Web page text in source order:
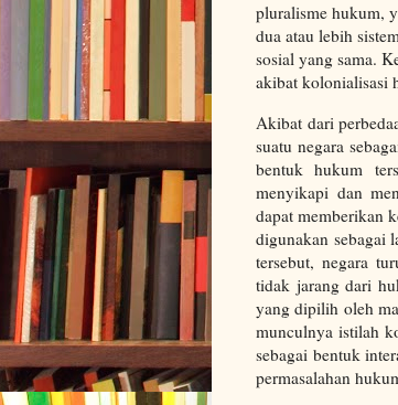
pluralisme hukum,
dua atau lebih
sosial yang sama.
akibat kolonialisasi
Akibat dari
suatu negara
bentuk hukum
menyikapi dan
dapat memberikan
digunakan sebagai
tersebut, negara
tidak jarang dari
yang dipilih oleh
munculnya istilah
sebagai bentuk
permasalahan